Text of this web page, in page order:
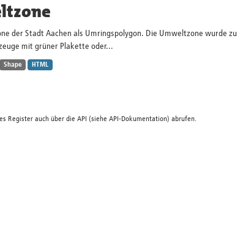
der Stadt Aachen als Umringspolygon. Die Umweltzone wurde
mit grüner Plakette oder...
Shape HTML
Register auch über die API (siehe API-Dokumentation) abrufen.